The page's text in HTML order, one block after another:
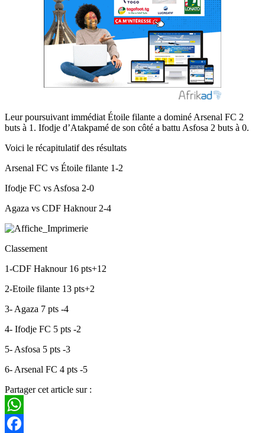
Leur poursuivant immédiat Étoile filante a dominé Arsenal FC 2
buts à 1. Ifodje d’Atakpamé de son côté a battu Asfosa 2 buts à 0.
Voici le récapitulatif des résultats
Arsenal FC vs Étoile filante 1-2
Ifodje FC vs Asfosa 2-0
Agaza vs CDF Haknour 2-4
Classement
1-CDF Haknour 16 pts+12
2-Etoile filante 13 pts+2
3- Agaza 7 pts -4
4- Ifodje FC 5 pts -2
5- Asfosa 5 pts -3
6- Arsenal FC 4 pts -5
Partager cet article sur :
WhatsApp